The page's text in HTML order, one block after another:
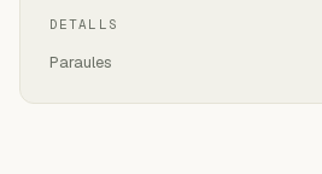
DETALLS
Paraules